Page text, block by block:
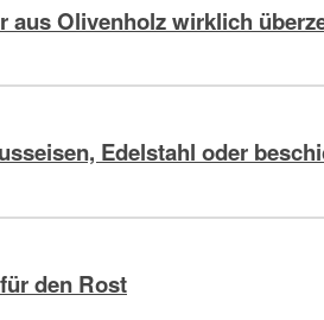
aus Olivenholz wirklich
Edelstahl oder
den Rost